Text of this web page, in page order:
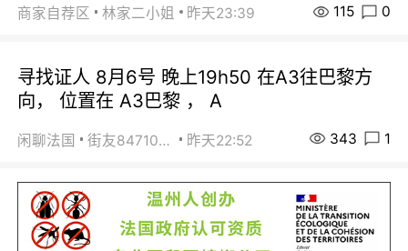
商家自荐区 林家二小姐 昨天23:39 115 0
寻找证人 8月6号 晚上19h50 在A3往巴黎方
向， 位置在 A3巴黎 ， A
闲聊法国 街友84710671 昨天22:52 343 1